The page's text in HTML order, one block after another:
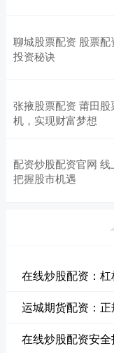
聊城股票配资 股票
投资秘诀
张掖股票配资 莆田
机，实现财富梦想
配资炒股配资官网 线
把握股市机遇
在线炒股配资：
运城期货配资：
在线炒股配资安